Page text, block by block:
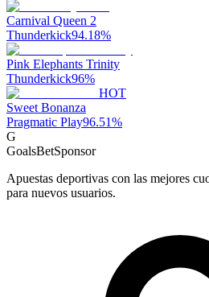
Carnival Queen 2
Thunderkick94.18%
Pink Elephants Trinity
Thunderkick96%
HOT
Sweet Bonanza
Pragmatic Play96.51%
G
GoalsBetSponsor
Apuestas deportivas con las mejores
para nuevos usuarios.